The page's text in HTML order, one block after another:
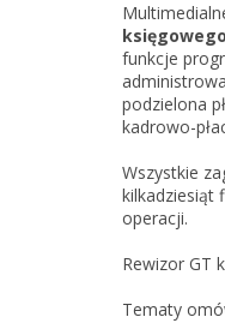
funkcje
podzielona
kadrowo-
Wszystkie
kilkadziesiąt
operacji.
Rewizor GT
Tematy